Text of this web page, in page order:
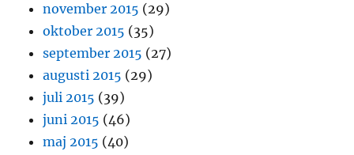
november 2015 (29)
oktober 2015 (35)
september 2015 (27)
augusti 2015 (29)
juli 2015 (39)
juni 2015 (46)
maj 2015 (40)